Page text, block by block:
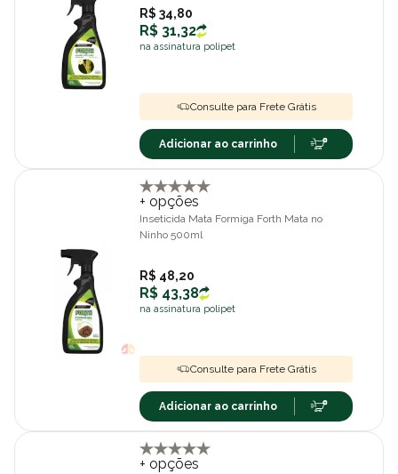
R$ 34,80
R$ 31,32
na assinatura polipet
Consulte para Frete Grátis
Adicionar ao carrinho
+ opções
Inseticida Mata Formiga Forth Mata no
Ninho 500ml
R$ 48,20
R$ 43,38
na assinatura polipet
Consulte para Frete Grátis
Adicionar ao carrinho
+ opções